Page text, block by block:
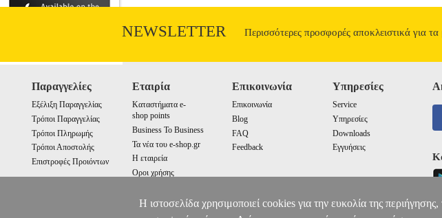
NEWSLETTER Περισσότερες προσφορές αποκλειστικά για
Παραγγελίες
Εξέλιξη Παραγγελίας
Τρόποι Παραγγελίας
Τρόποι Πληρωμής
Τρόποι Αποστολής
Επιστροφές Προιόντων
Εταιρία
Καταστήματα e-
shop points
Business To Business
Τα νέα του e-shop.gr
Η εταιρεία
Οροι χρήσης
Επικοινωνία
Επικοινωνία
Blog
FAQ
Feedback
Υπηρεσίες
Service
Υπηρεσίες
Downloads
Εγγυήσεις
Η ιστοσελίδα χρησιμοποιεί cookies για την ευκολία της